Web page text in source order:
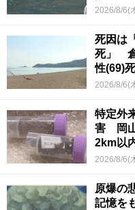
2026/8/6(
死因は
死」
性(69)
2026/8/6(
特定外
害 岡
2km以
2026/8/6(
原爆の
記憶を